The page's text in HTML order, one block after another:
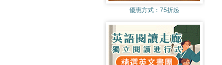
優惠方式： 75折起